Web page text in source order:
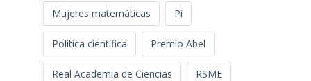
Mujeres matemáticas Pi
Política científica Premio Abel
Real Academia de Ciencias RSME